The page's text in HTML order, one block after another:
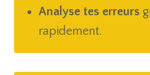
Analyse tes erreurs
rapidement.